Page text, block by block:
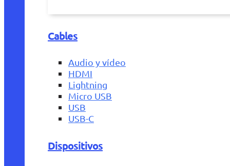
Cables
Audio y vídeo
HDMI
Lightning
Micro USB
USB
USB-C
Dispositivos